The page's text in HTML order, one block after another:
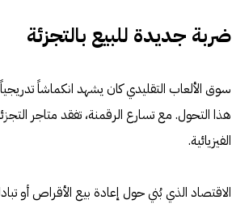
ضربة جديدة للبيع بالتجزئة
سوق الألعاب التقليدي كان يشهد انكماشاً
هذا التحول. مع تسارع الرقمنة، تفقد متاجر
الفيزيائية.
الاقتصاد الذي بُني حول إعادة بيع الأقراص أو